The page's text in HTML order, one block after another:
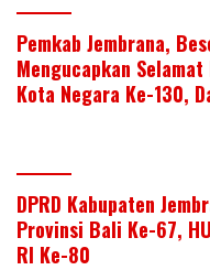
Pemkab Jembrana,
Mengucapkan
Kota Negara Ke-130,
DPRD Kabupaten
Provinsi Bali Ke-67,
RI Ke-80